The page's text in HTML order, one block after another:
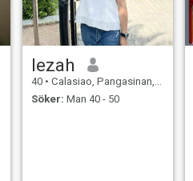
lezah
40 • Calasiao, Pangasinan, Filippinerna
Söker: Man 40 - 50